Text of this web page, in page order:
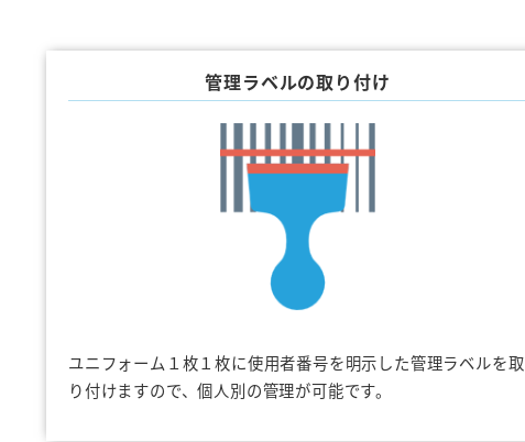
管理ラベルの取り付け
ユニフォーム１枚１枚に使用者番号を明示した管理ラベルを取
り付けますので、個人別の管理が可能です。